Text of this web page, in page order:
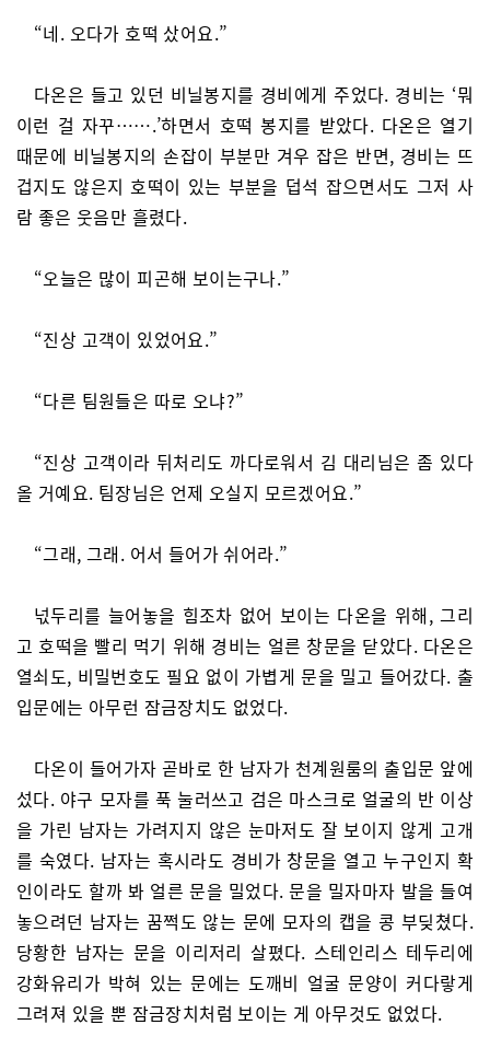
“네. 오다가 호떡 샀어요.”
다온은 들고 있던 비닐봉지를 경비에게 주었다. 경비는 ‘뭐
이런 걸 자꾸…….’하면서 호떡 봉지를 받았다. 다온은 열기
때문에 비닐봉지의 손잡이 부분만 겨우 잡은 반면, 경비는 뜨
겁지도 않은지 호떡이 있는 부분을 덥석 잡으면서도 그저 사
람 좋은 웃음만 흘렸다.
“오늘은 많이 피곤해 보이는구나.”
“진상 고객이 있었어요.”
“다른 팀원들은 따로 오냐?”
“진상 고객이라 뒤처리도 까다로워서 김 대리님은 좀 있다
올 거예요. 팀장님은 언제 오실지 모르겠어요.”
“그래, 그래. 어서 들어가 쉬어라.”
넋두리를 늘어놓을 힘조차 없어 보이는 다온을 위해, 그리
고 호떡을 빨리 먹기 위해 경비는 얼른 창문을 닫았다. 다온은
열쇠도, 비밀번호도 필요 없이 가볍게 문을 밀고 들어갔다. 출
입문에는 아무런 잠금장치도 없었다.
다온이 들어가자 곧바로 한 남자가 천계원룸의 출입문 앞에
섰다. 야구 모자를 푹 눌러쓰고 검은 마스크로 얼굴의 반 이상
을 가린 남자는 가려지지 않은 눈마저도 잘 보이지 않게 고개
를 숙였다. 남자는 혹시라도 경비가 창문을 열고 누구인지 확
인이라도 할까 봐 얼른 문을 밀었다. 문을 밀자마자 발을 들여
놓으려던 남자는 꿈쩍도 않는 문에 모자의 캡을 콩 부딪쳤다.
당황한 남자는 문을 이리저리 살폈다. 스테인리스 테두리에
강화유리가 박혀 있는 문에는 도깨비 얼굴 문양이 커다랗게
그려져 있을 뿐 잠금장치처럼 보이는 게 아무것도 없었다.